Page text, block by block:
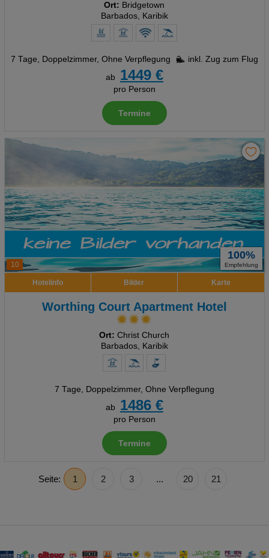
Ort: Bridgetown
Barbados, Karibik
7 Tage, Doppelzimmer, Ohne Verpflegung
inkl. Zug zum Flug
ab
1449 €
pro Person
Termine
10
100%
Empfehlung
Hotelinfo Bilder Karte
Worthing Court Apartment Hotel
Ort: Christ Church
Barbados, Karibik
7 Tage, Doppelzimmer, Ohne Verpflegung
ab
1486 €
pro Person
Termine
Seite: 1 2 3 ... 20 21